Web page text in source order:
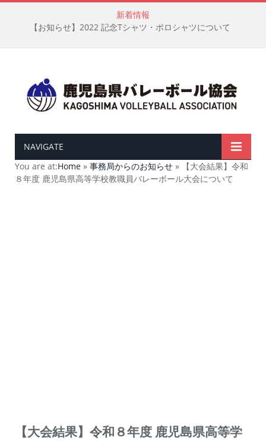
新着情報
【お知らせ】2022 記念Tシャツ・ポロシャツについて
NAVIGATE
You are at:Home » 事務局からのお知らせ »
【大会結果】令和
８年度 鹿児島県高等学校教職員バレーボール大会について
【大会結果】令和８年度 鹿児島県高等学